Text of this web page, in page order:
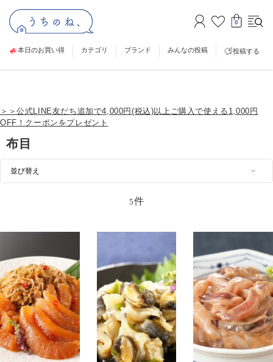
0
本日のお買い得 カテゴリ ブランド みんなの投稿 投稿する
＞＞公式LINE友だち追加で4,000円(税込)以上ご購入で使える1,000円
OFF！クーポンをプレゼント
布目
5件